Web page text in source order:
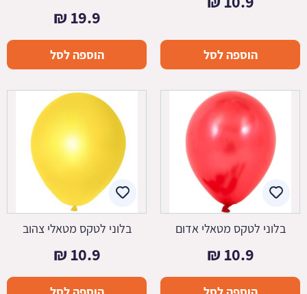
הוספה לסל
19.9
₪
הוספה לסל
בלוני לטקס מטאלי אדום
10.9
₪
בלוני לטקס מטאלי צהוב
10.9
₪